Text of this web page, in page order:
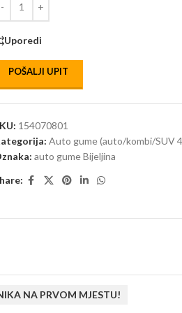
Uporedi
POŠALJI UPIT
154070801
Auto gume (auto/kombi/SUV
auto gume Bijeljina
NA PRVOM MJESTU!